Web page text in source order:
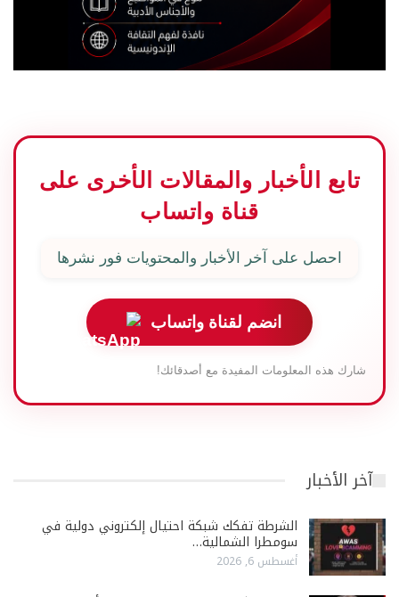
تابع الأخبار والمقالات الأخرى على
قناة واتساب
احصل على آخر الأخبار والمحتويات فور نشرها
انضم لقناة واتساب
شارك هذه المعلومات المفيدة مع أصدقائك!
آخر الأخبار
الشرطة تفكك شبكة احتيال إلكتروني دولية في
سومطرا الشمالية…
أغسطس 6, 2026